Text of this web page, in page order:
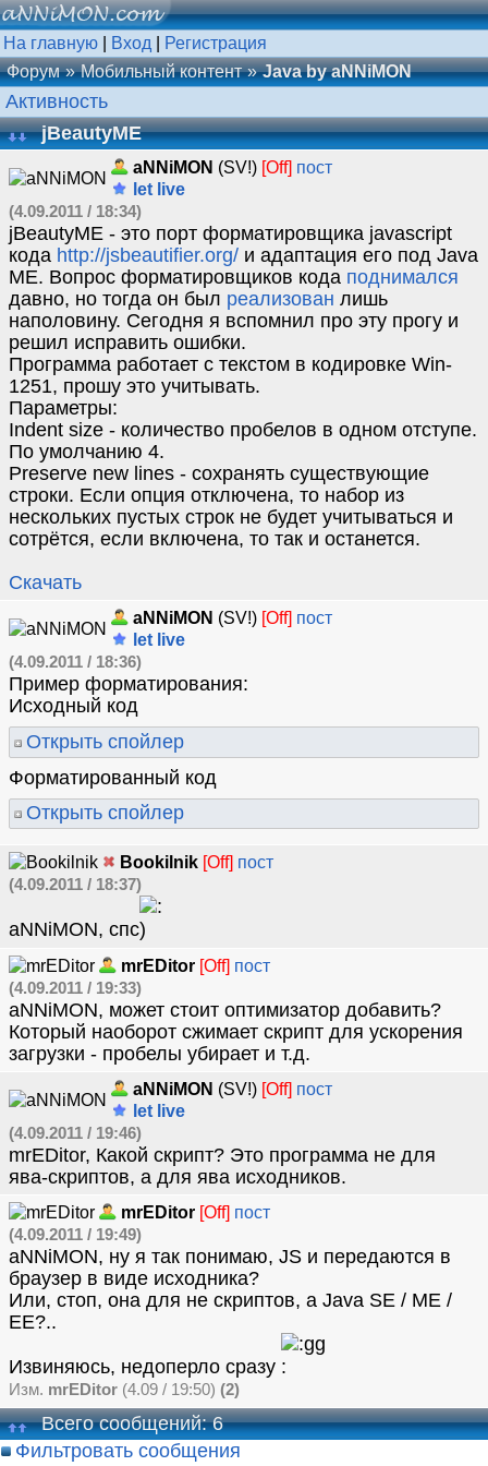
На главную Вход
Регистрация
Форум
Мобильный контент Java by aNNiMON
Активность
jBeautyME
aNNiMON (SV!) [Off] пост
let live
(4.09.2011 / 18:34)
jBeautyME - это порт форматировщика javascript
кода http://jsbeautifier.org/ и адаптация его под Java
ME. Вопрос форматировщиков кода поднимался
давно, но тогда он был реализован лишь
наполовину. Сегодня я вспомнил про эту прогу и
решил исправить ошибки.
Программа работает с текстом в кодировке Win-
1251, прошу это учитывать.
Параметры:
Indent size - количество пробелов в одном отступе.
По умолчанию 4.
Preserve new lines - сохранять существующие
строки. Если опция отключена, то набор из
нескольких пустых строк не будет учитываться и
сотрётся, если включена, то так и останется.
Скачать
aNNiMON (SV!) [Off] пост
let live
(4.09.2011 / 18:36)
Пример форматирования:
Исходный код
Открыть спойлер
Форматированный код
Открыть спойлер
Bookilnik [Off] пост
(4.09.2011 / 18:37)
aNNiMON, спс
mrEDitor [Off] пост
(4.09.2011 / 19:33)
aNNiMON, может стоит оптимизатор добавить?
Который наоборот сжимает скрипт для ускорения
загрузки - пробелы убирает и т.д.
aNNiMON (SV!) [Off] пост
let live
(4.09.2011 / 19:46)
mrEDitor, Какой скрипт? Это программа не для
ява-скриптов, а для ява исходников.
mrEDitor [Off] пост
(4.09.2011 / 19:49)
aNNiMON, ну я так понимаю, JS и передаются в
браузер в виде исходника?
Или, стоп, она для не скриптов, а Java SE / ME /
EE?..
Извиняюсь, недоперло сразу
Изм. mrEDitor (4.09 / 19:50) (2)
Всего сообщений: 6
Фильтровать сообщения